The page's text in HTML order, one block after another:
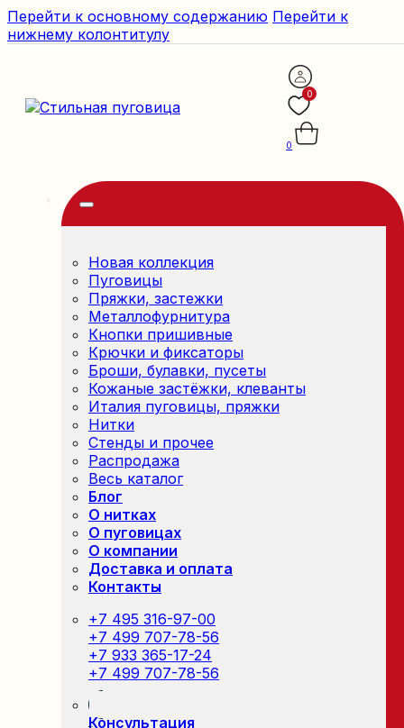
Перейти к основному содержанию Перейти к
нижнему колонтитулу
0
0
Новая коллекция
Пуговицы
Пряжки, застежки
Металлофурнитура
Кнопки пришивные
Крючки и фиксаторы
Броши, булавки, пусеты
Кожаные застёжки, клеванты
Италия пуговицы, пряжки
Нитки
Стенды и прочее
Распродажа
Весь каталог
Блог
О нитках
О пуговицах
О компании
Доставка и оплата
Контакты
+7 495 316-97-00
+7 499 707-78-56
+7 933 365-17-24
+7 499 707-78-56
Консультация